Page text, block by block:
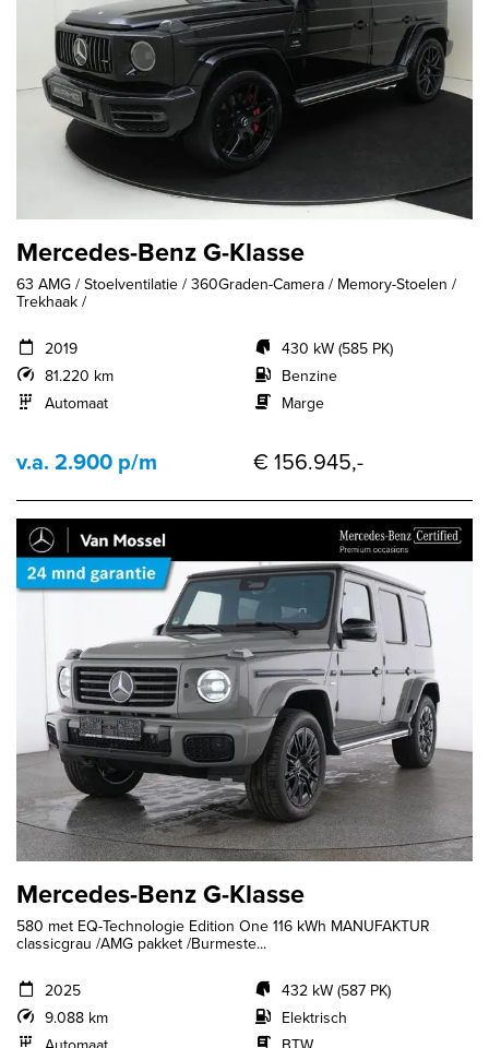
Mercedes-Benz G-Klasse
63 AMG / Stoelventilatie / 360Graden-Camera / Memory-Stoelen /
Trekhaak /
2019
81.220 km
Automaat
430 kW (585 PK)
Benzine
Marge
v.a. 2.900 p/m € 156.945,-
Mercedes-Benz G-Klasse
580 met EQ-Technologie Edition One 116 kWh MANUFAKTUR
classicgrau /AMG pakket /Burmeste...
2025
9.088 km
432 kW (587 PK)
Elektrisch